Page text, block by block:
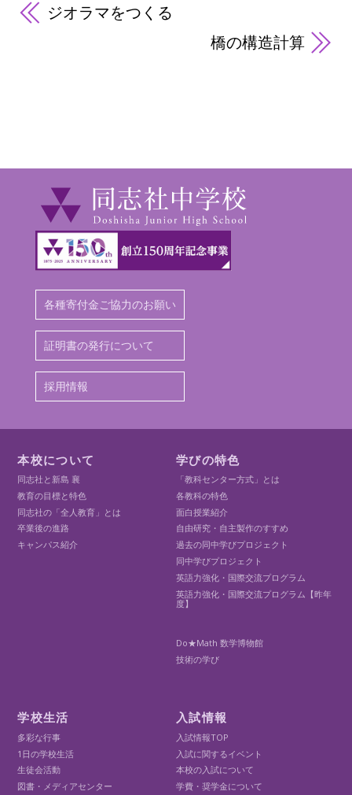
ジオラマをつくる
橋の構造計算
各種寄付金ご協力のお願い
証明書の発行について
採用情報
本校について
同志社と新島 襄
教育の目標と特色
同志社の「全人教育」とは
卒業後の進路
キャンパス紹介
学びの特色
「教科センター方式」とは
各教科の特色
面白授業紹介
自由研究・自主製作のすすめ
過去の同中学びプロジェクト
同中学びプロジェクト
英語力強化・国際交流プログラム
英語力強化・国際交流プログラム【昨年
度】
Do★Math 数学博物館
技術の学び
学校生活
多彩な行事
1日の学校生活
生徒会活動
図書・メディアセンター
入試情報
入試情報TOP
入試に関するイベント
本校の入試について
学費・奨学金について